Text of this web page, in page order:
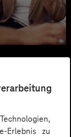
Erlebnis zu
Use